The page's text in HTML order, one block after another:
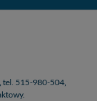
tel. 515-980-504,